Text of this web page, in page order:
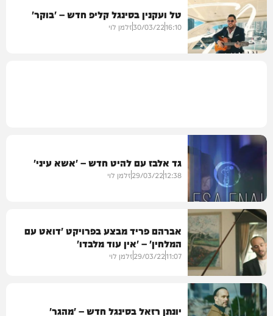
מיוזיק
טל ועקנין בסינגל קליפ חדש – 'בוקר'
16:10
30/03/22זלמן לוי
סינגלים
גד אלבז עם להיט חדש – 'אשא עיני'
12:38
29/03/22זלמן לוי
אברהם פריד מבצע בפרויקט 'דואט עם
המלחין' – 'אין עוד מלבדו'
11:07
29/03/22זלמן לוי
יונתן רזאל בסינגל חדש – 'מהגר'